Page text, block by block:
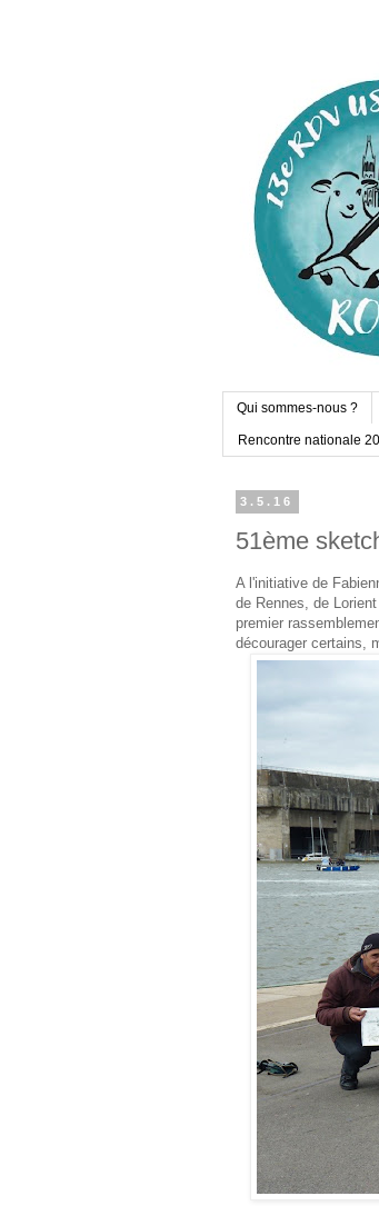
Qui sommes-nous ?
Rencontre nationale
3.5.16
51ème
A l'initiative de
de Rennes, de
premier
décourager certains,